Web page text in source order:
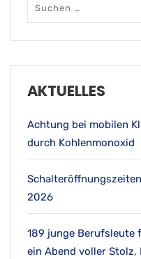
AKTUELLES
Achtung bei mobilen
durch Kohlenmonoxid
2026
189 junge Berufsleute
ein Abend voller Stolz,